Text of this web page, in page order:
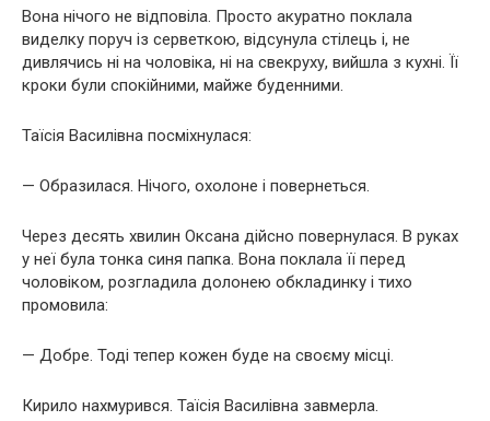
Вона нічого не відповіла. Просто акуратно поклала
виделку поруч із серветкою, відсунула стілець і, не
дивлячись ні на чоловіка, ні на свекруху, вийшла з кухні. Її
кроки були спокійними, майже буденними.
Таїсія Василівна посміхнулася:
— Образилася. Нічого, охолоне і повернеться.
Через десять хвилин Оксана дійсно повернулася. В руках
у неї була тонка синя папка. Вона поклала її перед
чоловіком, розгладила долонею обкладинку і тихо
промовила:
— Добре. Тоді тепер кожен буде на своєму місці.
Кирило нахмурився. Таїсія Василівна завмерла.